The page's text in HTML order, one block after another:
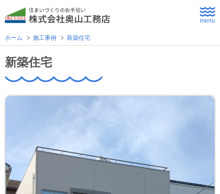
menu
ホーム
よくあるご質問
住まいづくり
新築住宅
ホーム 施工事例 新築住宅
新築住宅